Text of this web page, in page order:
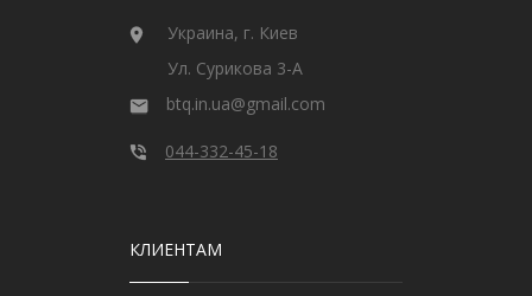
Украина, г. Киев
Ул. Сурикова 3-А
btq.in.ua@gmail.com
044-332-45-18
КЛИЕНТАМ